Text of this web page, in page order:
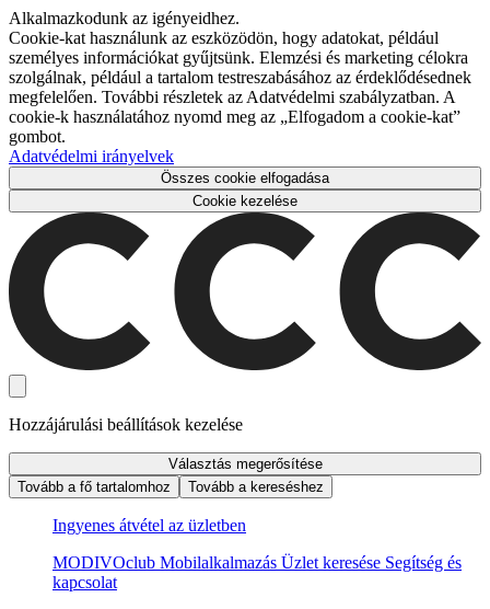
Alkalmazkodunk az igényeidhez.
Cookie-kat használunk az eszközödön, hogy adatokat, például
személyes információkat gyűjtsünk. Elemzési és marketing célokra
szolgálnak, például a tartalom testreszabásához az érdeklődésednek
megfelelően. További részletek az Adatvédelmi szabályzatban. A
cookie-k használatához nyomd meg az „Elfogadom a cookie-kat”
gombot.
Adatvédelmi irányelvek
Összes cookie elfogadása
Cookie kezelése
Hozzájárulási beállítások kezelése
Választás megerősítése
Tovább a fő tartalomhoz
Tovább a kereséshez
Ingyenes átvétel az üzletben
MODIVOclub Mobilalkalmazás Üzlet keresése Segítség és
kapcsolat